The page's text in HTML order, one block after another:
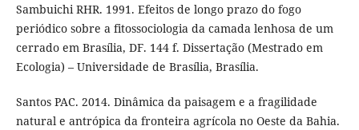
Sambuichi RHR. 1991. Efeitos de longo prazo do fogo
periódico sobre a fitossociologia da camada lenhosa de um
cerrado em Brasília, DF. 144 f. Dissertação (Mestrado em
Ecologia) – Universidade de Brasília, Brasília.
Santos PAC. 2014. Dinâmica da paisagem e a fragilidade
natural e antrópica da fronteira agrícola no Oeste da Bahia.